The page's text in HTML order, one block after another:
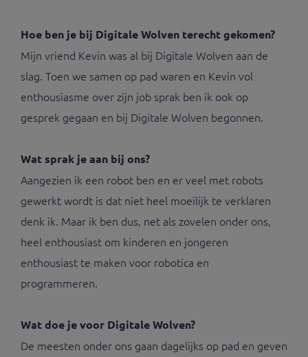
Hoe ben je bij Digitale Wolven terecht gekomen?
Mijn vriend Kevin was al bij Digitale Wolven aan de
slag. Toen we samen op pad waren en Kevin vol
enthousiasme over zijn job sprak ben ik ook op
gesprek gegaan en bij Digitale Wolven begonnen.
Wat sprak je aan bij ons?
Aangezien ik een robot ben en er veel met robots
gewerkt wordt is dat niet heel moeilijk te verklaren
denk ik. Maar ik ben dus, net als zovelen onder ons,
heel enthousiast om kinderen en jongeren
enthousiast te maken voor robotica en
programmeren.
Wat doe je voor Digitale Wolven?
De meesten onder ons gaan dagelijks op pad en geven